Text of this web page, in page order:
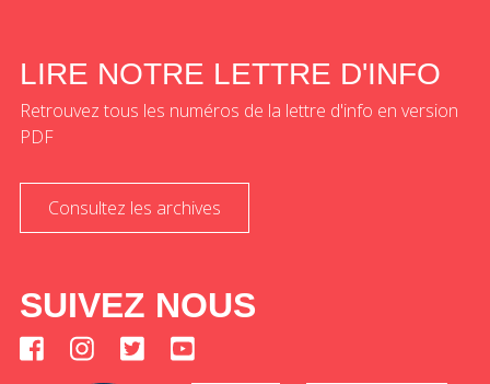
LIRE NOTRE LETTRE D'INFO
Retrouvez tous les numéros de la lettre d'info en version
PDF
Consultez les archives
SUIVEZ NOUS